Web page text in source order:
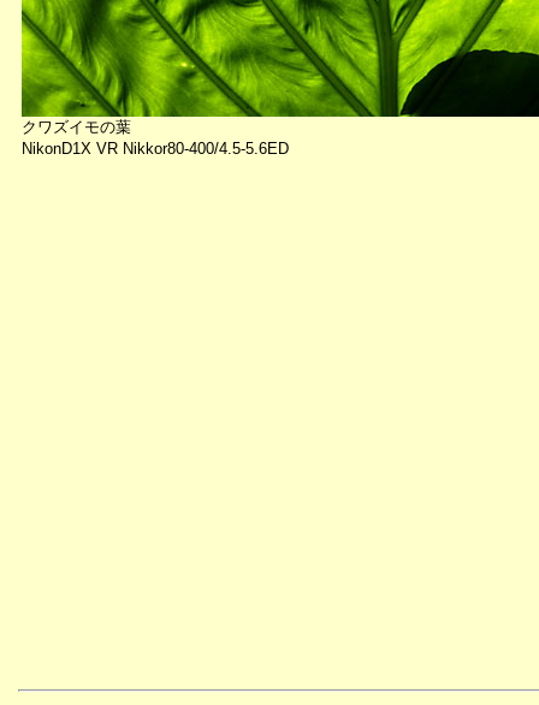
クワズイモの葉
NikonD1X VR Nikkor80-400/4.5-5.6ED